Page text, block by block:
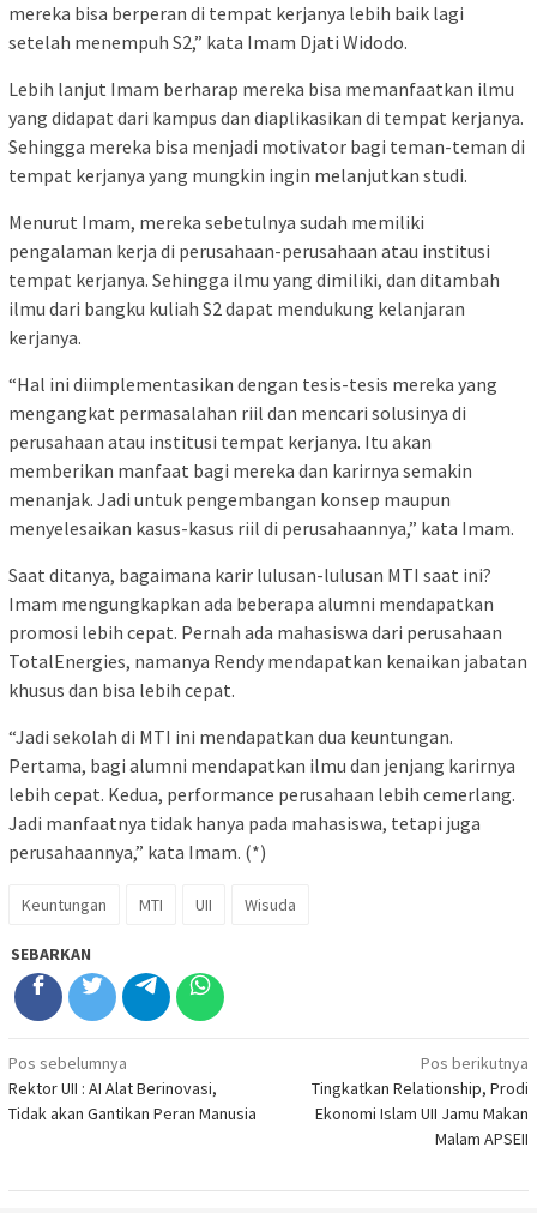
mereka bisa berperan di tempat kerjanya lebih baik lagi
setelah menempuh S2,” kata Imam Djati Widodo.
Lebih lanjut Imam berharap mereka bisa memanfaatkan ilmu
yang didapat dari kampus dan diaplikasikan di tempat kerjanya.
Sehingga mereka bisa menjadi motivator bagi teman-teman di
tempat kerjanya yang mungkin ingin melanjutkan studi.
Menurut Imam, mereka sebetulnya sudah memiliki
pengalaman kerja di perusahaan-perusahaan atau institusi
tempat kerjanya. Sehingga ilmu yang dimiliki, dan ditambah
ilmu dari bangku kuliah S2 dapat mendukung kelanjaran
kerjanya.
“Hal ini diimplementasikan dengan tesis-tesis mereka yang
mengangkat permasalahan riil dan mencari solusinya di
perusahaan atau institusi tempat kerjanya. Itu akan
memberikan manfaat bagi mereka dan karirnya semakin
menanjak. Jadi untuk pengembangan konsep maupun
menyelesaikan kasus-kasus riil di perusahaannya,” kata Imam.
Saat ditanya, bagaimana karir lulusan-lulusan MTI saat ini?
Imam mengungkapkan ada beberapa alumni mendapatkan
promosi lebih cepat. Pernah ada mahasiswa dari perusahaan
TotalEnergies, namanya Rendy mendapatkan kenaikan jabatan
khusus dan bisa lebih cepat.
“Jadi sekolah di MTI ini mendapatkan dua keuntungan.
Pertama, bagi alumni mendapatkan ilmu dan jenjang karirnya
lebih cepat. Kedua, performance perusahaan lebih cemerlang.
Jadi manfaatnya tidak hanya pada mahasiswa, tetapi juga
perusahaannya,” kata Imam. (*)
Keuntungan MTI UII Wisuda
SEBARKAN
Navigasi
pos
Pos sebelumnya
Rektor UII : AI Alat Berinovasi,
Tidak akan Gantikan Peran Manusia
Pos berikutnya
Tingkatkan Relationship, Prodi
Ekonomi Islam UII Jamu Makan
Malam APSEII